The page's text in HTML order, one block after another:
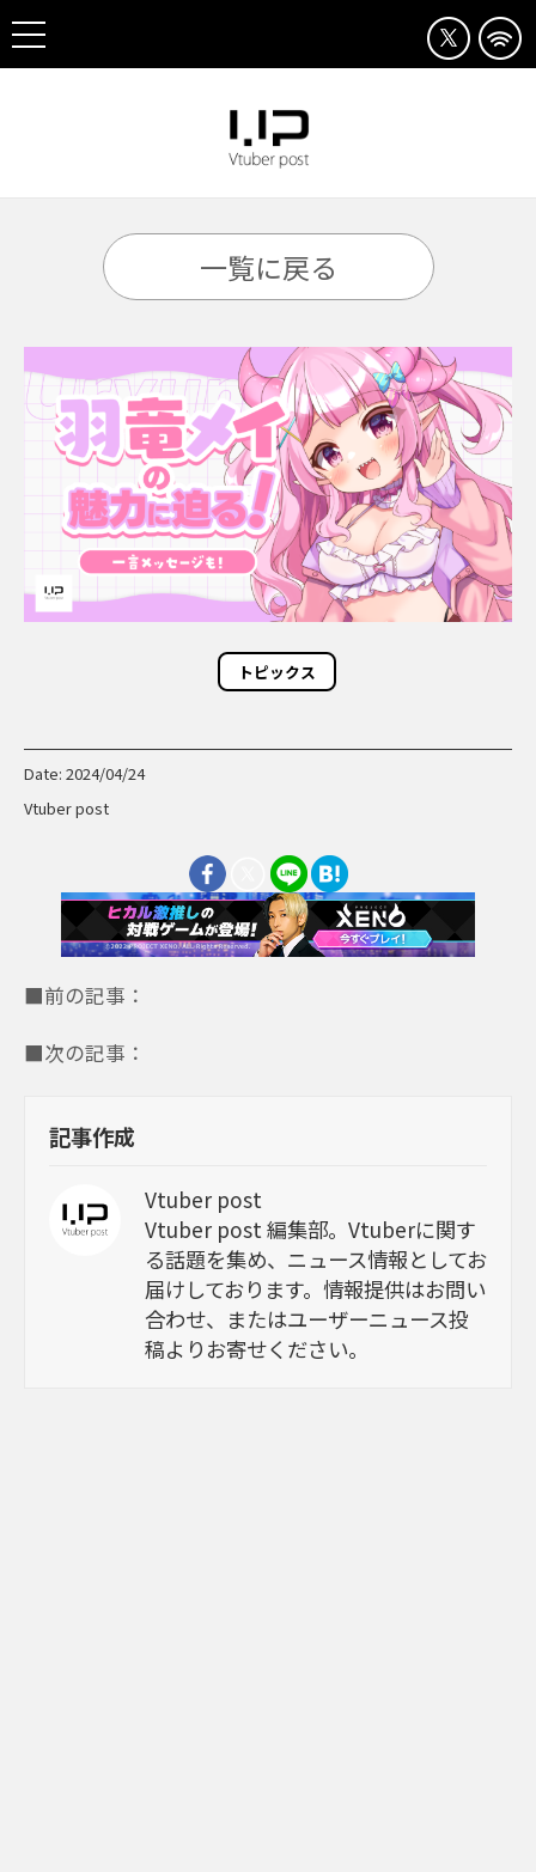
一覧に戻る
トピックス
Date: 2024/04/24
Vtuber post
■前の記事：
■次の記事：
記事作成
Vtuber post
Vtuber post 編集部。Vtuberに関す
る話題を集め、ニュース情報としてお
届けしております。情報提供はお問い
合わせ、またはユーザーニュース投
稿よりお寄せください。